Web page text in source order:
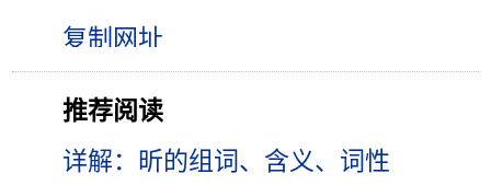
推荐阅读
详解：昕的组词、含义、词性